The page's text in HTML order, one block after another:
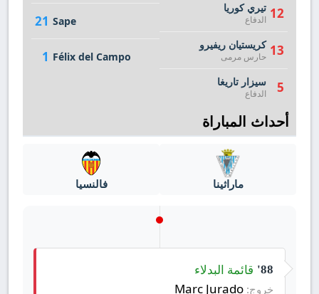
21 Sape
1 Félix del Campo
12 تيري كوريا
الدفاع
13 كريستيان ريفيرو
حارس مرمى
5 سيزار تاريغا
الدفاع
أحداث المباراة
ماراثينا فالنسيا
88' قائمة البدلاء
خروج: